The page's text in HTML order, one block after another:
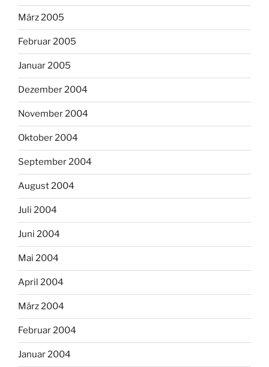
März 2005
Februar 2005
Januar 2005
Dezember 2004
November 2004
Oktober 2004
September 2004
August 2004
Juli 2004
Juni 2004
Mai 2004
April 2004
März 2004
Februar 2004
Januar 2004